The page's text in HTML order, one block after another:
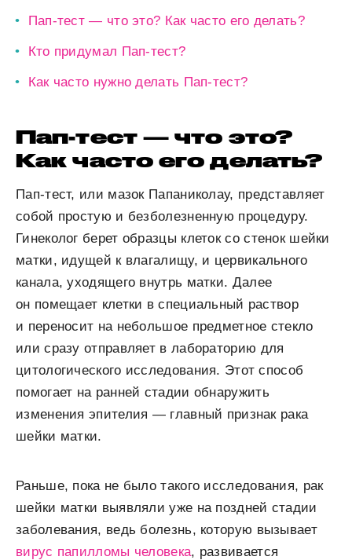
Пап-тест — что это? Как часто его делать?
Кто придумал Пап-тест?
Как часто нужно делать Пап-тест?
Пап-тест — что это?
Как часто его делать?
Пап-тест, или мазок Папаниколау, представляет
собой простую и безболезненную процедуру.
Гинеколог берет образцы клеток со стенок шейки
матки, идущей к влагалищу, и цервикального
канала, уходящего внутрь матки. Далее
он помещает клетки в специальный раствор
и переносит на небольшое предметное стекло
или сразу отправляет в лабораторию для
цитологического исследования. Этот способ
помогает на ранней стадии обнаружить
изменения эпителия — главный признак рака
шейки матки.
Раньше, пока не было такого исследования, рак
шейки матки выявляли уже на поздней стадии
заболевания, ведь болезнь, которую вызывает
вирус папилломы человека, развивается